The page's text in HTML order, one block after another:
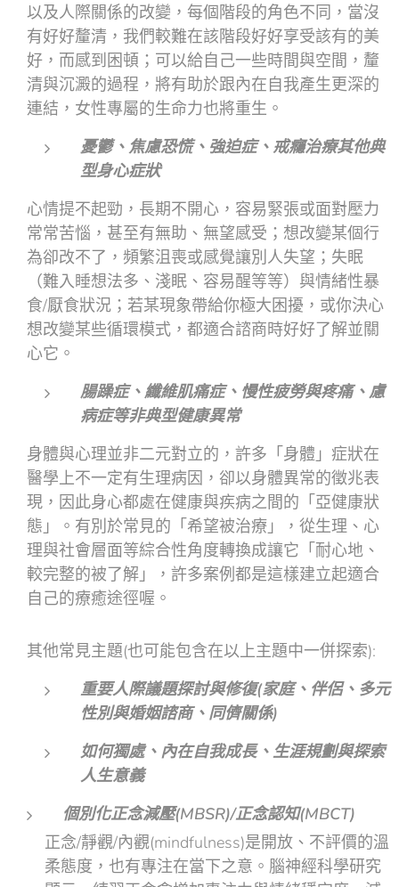
以及人際關係的改變，每個階段的角色不同，當沒
有好好釐清，我們較難在該階段好好享受該有的美
好，而感到困頓；可以給自己一些時間與空間，釐
清與沉澱的過程，將有助於跟內在自我產生更深的
連結，女性專屬的生命力也將重生。
憂鬱、焦慮恐慌、強迫症、戒癮治療其他典
型身心症狀
心情提不起勁，長期不開心，容易緊張或面對壓力
常常苦惱，甚至有無助、無望感受；想改變某個行
為卻改不了，頻繁沮喪或感覺讓別人失望；失眠
（難入睡想法多、淺眠、容易醒等等）與情緒性暴
食/厭食狀況；若某現象帶給你極大困擾，或你決心
想改變某些循環模式，都適合諮商時好好了解並關
心它。
腸躁症、纖維肌痛症、慢性疲勞與疼痛、慮
病症等非典型健康異常
身體與心理並非二元對立的，許多「身體」症狀在
醫學上不一定有生理病因，卻以身體異常的徵兆表
現，因此身心都處在健康與疾病之間的「亞健康狀
態」。有別於常見的「希望被治療」，從生理、心
理與社會層面等綜合性角度轉換成讓它「耐心地、
較完整的被了解」，許多案例都是這樣建立起適合
自己的療癒途徑喔。
其他常見主題(也可能包含在以上主題中一併探索):
重要人際議題探討與修復(家庭、伴侶、多元
性別與婚姻諮商、同儕關係)
如何獨處、內在自我成長、生涯規劃與探索
人生意義
個別化正念減壓(MBSR)/正念認知(MBCT)
正念/靜觀/內觀(mindfulness)是開放、不評價的溫
柔態度，也有專注在當下之意。腦神經科學研究